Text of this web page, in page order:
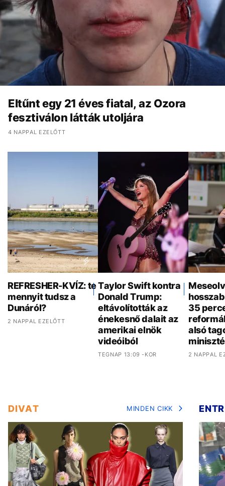
Eltűnt egy 21 éves fiatal, az Ozora
fesztiválon látták utoljára
4 NAPPAL EZELŐTT
REFRESHER-KVÍZ: te
mennyit tudsz a
Dunáról?
2 NAPPAL EZELŐTT
Taylor Swift kontra
Donald Trump:
eltávolították az
énekesnő dalait az
amerikai elnök
videóiból
TEGNAP 13:09 -KOR
35
alsó
2 NAPPAL
DIVAT MINDEN CIKK ENTR